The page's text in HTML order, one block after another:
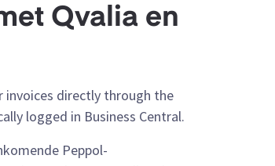
Qvalia en
invoices directly through the
logged in Business Central.
Peppol-